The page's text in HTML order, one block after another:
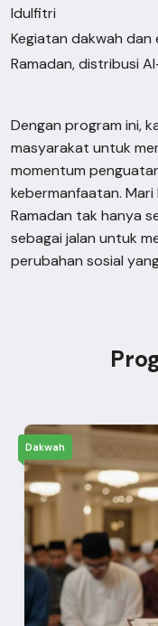
Idulfitri
Kegiatan dakwah dan
Ramadan, distribusi
Dengan program ini,
masyarakat untuk
momentum
kebermanfaatan.
Ramadan tak hanya
sebagai jalan untuk
perubahan sosial
Dakwah